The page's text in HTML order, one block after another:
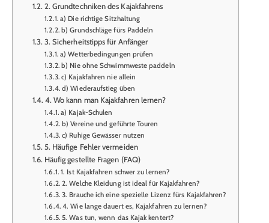
2. Grundtechniken des Kajakfahrens
a) Die richtige Sitzhaltung
b) Grundschläge fürs Paddeln
3. Sicherheitstipps für Anfänger
a) Wetterbedingungen prüfen
b) Nie ohne Schwimmweste paddeln
c) Kajakfahren nie allein
d) Wiederaufstieg üben
4. Wo kann man Kajakfahren lernen?
a) Kajak-Schulen
b) Vereine und geführte Touren
c) Ruhige Gewässer nutzen
5. Häufige Fehler vermeiden
Häufig gestellte Fragen (FAQ)
1. Ist Kajakfahren schwer zu lernen?
2. Welche Kleidung ist ideal für Kajakfahren?
3. Brauche ich eine spezielle Lizenz fürs Kajakfahren?
4. Wie lange dauert es, Kajakfahren zu lernen?
5. Was tun, wenn das Kajak kentert?